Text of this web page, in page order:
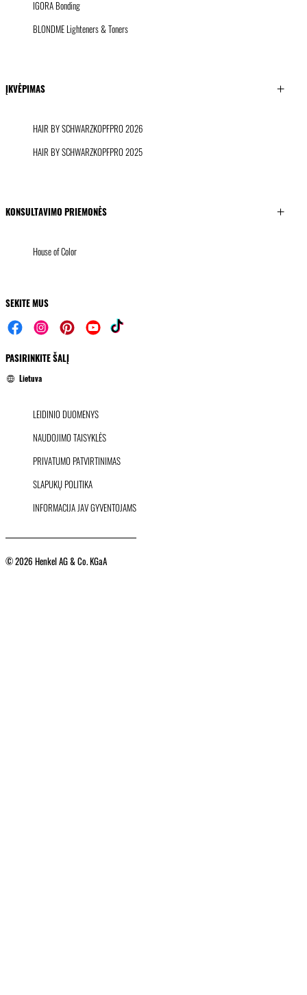
IGORA Bonding
BLONDME Lighteners & Toners
ĮKVĖPIMAS
HAIR BY SCHWARZKOPFPRO 2026
HAIR BY SCHWARZKOPFPRO 2025
KONSULTAVIMO PRIEMONĖS
House of Color
SEKITE MUS
PASIRINKITE ŠALĮ
Lietuva
LEIDINIO DUOMENYS
NAUDOJIMO TAISYKLĖS
PRIVATUMO PATVIRTINIMAS
SLAPUKŲ POLITIKA
INFORMACIJA JAV GYVENTOJAMS
© 2026 Henkel AG & Co. KGaA